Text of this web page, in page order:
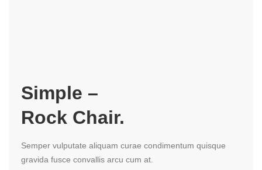
Simple –
Rock Chair.
Semper vulputate aliquam curae condimentum quisque
gravida fusce convallis arcu cum at.